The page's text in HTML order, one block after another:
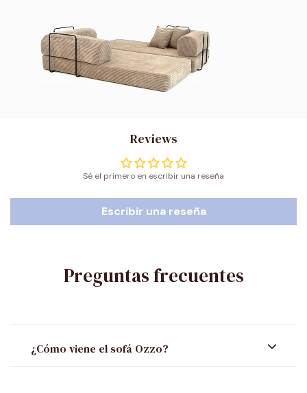
Reviews
Sé el primero en escribir una reseña
Escribir una reseña
Preguntas frecuentes
¿Cómo viene el sofá Ozzo?